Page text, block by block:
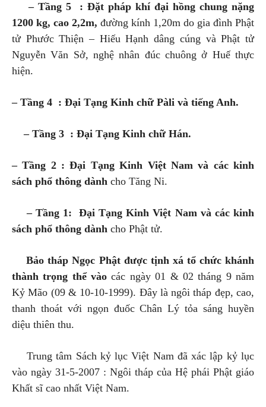
– Tầng 5 : Đặt pháp khí đại hồng chung nặng
1200 kg, cao 2,2m, đường kính 1,20m do gia đình Phật
tử Phước Thiện – Hiếu Hạnh dâng cúng và Phật tử
Nguyễn Văn Sở, nghệ nhân đúc chuông ở Huế thực
hiện.
– Tầng 4 : Đại Tạng Kinh chữ Pàli và tiếng Anh.
– Tầng 3 : Đại Tạng Kinh chữ Hán.
– Tầng 2 : Đại Tạng Kinh Việt Nam và các kinh
sách phổ thông dành cho Tăng Ni.
– Tầng 1: Đại Tạng Kinh Việt Nam và các kinh
sách phổ thông dành cho Phật tử.
Bảo tháp Ngọc Phật được tịnh xá tổ chức khánh
thành trọng thể vào các ngày 01 & 02 tháng 9 năm
Kỷ Mão (09 & 10-10-1999). Đây là ngôi tháp đẹp, cao,
thanh thoát với ngọn đuốc Chân Lý tỏa sáng huyền
diệu thiên thu.
Trung tâm Sách kỷ lục Việt Nam đã xác lập kỷ lục
vào ngày 31-5-2007 : Ngôi tháp của Hệ phái Phật giáo
Khất sĩ cao nhất Việt Nam.